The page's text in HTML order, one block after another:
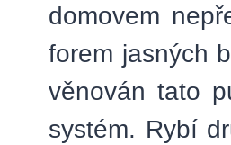
domovem
forem jasných
věnován tato
systém. Rybí